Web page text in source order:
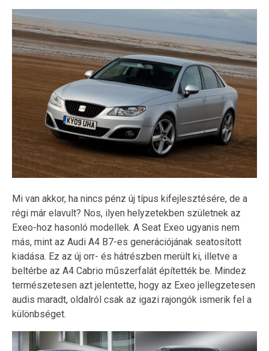
Mi van akkor, ha nincs pénz új típus kifejlesztésére, de a
régi már elavult? Nos, ilyen helyzetekben születnek az
Exeo-hoz hasonló modellek. A Seat Exeo ugyanis nem
más, mint az Audi A4 B7-es generációjának seatosított
kiadása. Ez az új orr- és hátrészben merült ki, illetve a
beltérbe az A4 Cabrio műszerfalát építették be. Mindez
természetesen azt jelentette, hogy az Exeo jellegzetesen
audis maradt, oldalról csak az igazi rajongók ismerik fel a
különbséget.